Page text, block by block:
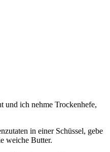
und ich nehme Trockenhefe,
in einer Schüssel, gebe
weiche Butter.